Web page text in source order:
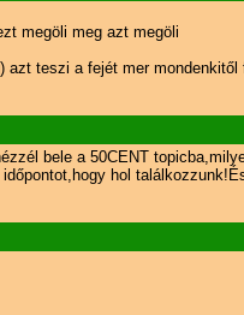
megöli meg azt megöli
teszi a fejét mer
bele a 50CENT
hol